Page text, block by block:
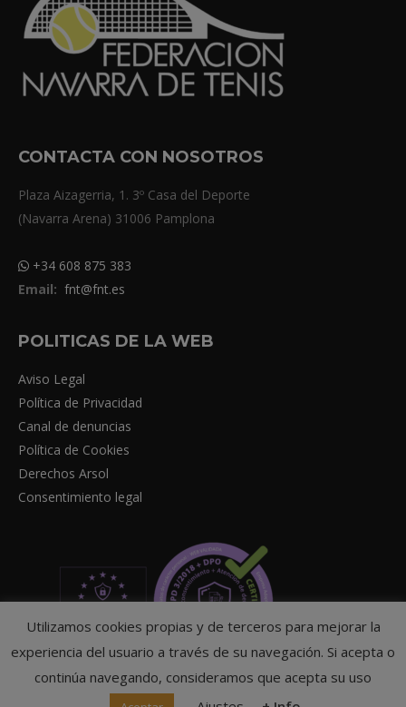
CONTACTA CON NOSOTROS
Plaza Aizagerria, 1. 3º Casa del Deporte
(Navarra Arena) 31006 Pamplona
+34 608 875 383
Email: fnt@fnt.es
POLITICAS DE LA WEB
Aviso Legal
Política de Privacidad
Canal de denuncias
Política de Cookies
Derechos Arsol
Consentimiento legal
Utilizamos cookies propias y de terceros para mejorar la
experiencia del usuario a través de su navegación. Si acepta o
continúa navegando, consideramos que acepta su uso